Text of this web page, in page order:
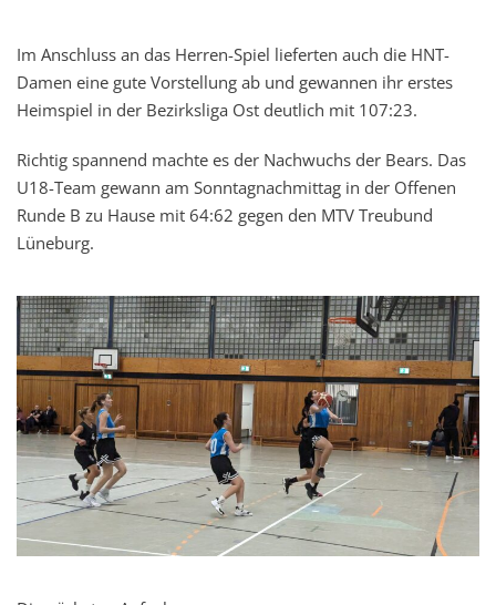
Im Anschluss an das Herren-Spiel lieferten auch die HNT-
Damen eine gute Vorstellung ab und gewannen ihr erstes
Heimspiel in der Bezirksliga Ost deutlich mit 107:23.
Richtig spannend machte es der Nachwuchs der Bears. Das
U18-Team gewann am Sonntagnachmittag in der Offenen
Runde B zu Hause mit 64:62 gegen den MTV Treubund
Lüneburg.